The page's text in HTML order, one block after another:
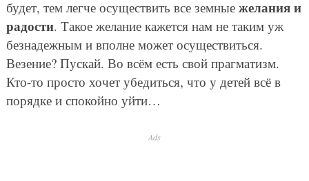
будет, тем легче осуществить все земные желания и
радости. Такое желание кажется нам не таким уж
безнадежным и вполне может осуществиться.
Везение? Пускай. Во всём есть свой прагматизм.
Кто-то просто хочет убедиться, что у детей всё в
порядке и спокойно уйти…
Ads